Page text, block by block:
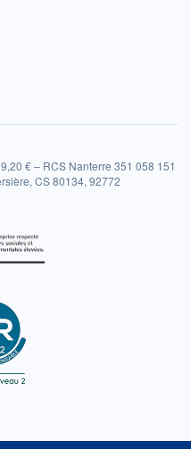
€ – RCS Nanterre 351 058 151
CS 80134, 92772